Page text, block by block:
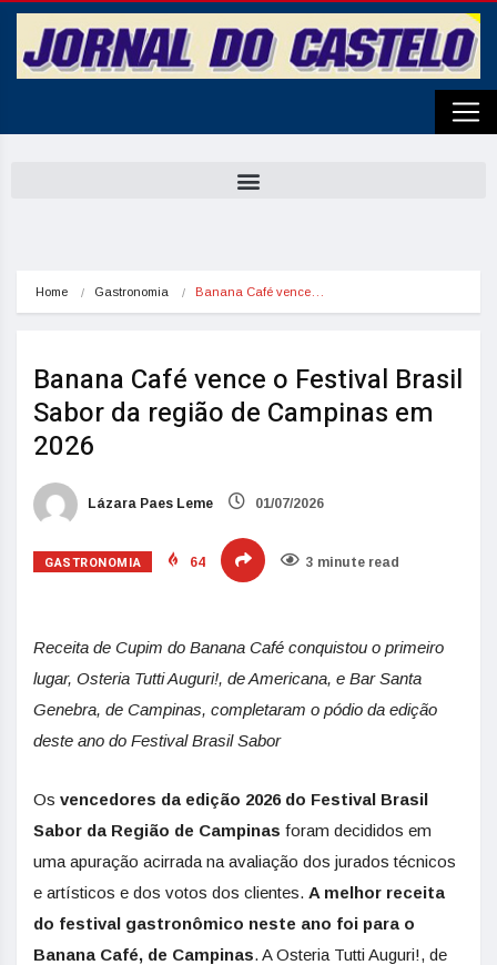
Home Gastronomia Banana Café vence…
Banana Café vence o Festival Brasil
Sabor da região de Campinas em
2026
Lázara Paes Leme 01/07/2026
GASTRONOMIA 64 3 minute read
Receita de Cupim do Banana Café conquistou o primeiro
lugar, Osteria Tutti Auguri!, de Americana, e Bar Santa
Genebra, de Campinas, completaram o pódio da edição
deste ano do Festival Brasil Sabor
Os vencedores da edição 2026 do Festival Brasil
Sabor da Região de Campinas foram decididos em
uma apuração acirrada na avaliação dos jurados técnicos
e artísticos e dos votos dos clientes. A melhor receita
do festival gastronômico neste ano foi para o
Banana Café, de Campinas. A Osteria Tutti Auguri!, de